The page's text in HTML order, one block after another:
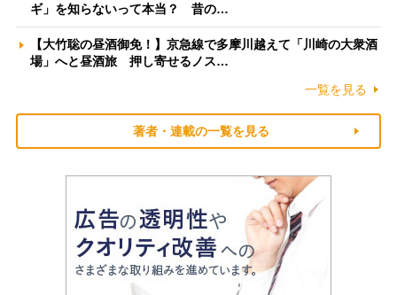
ギ」を知らないって本当？ 昔の…
【大竹聡の昼酒御免！】京急線で多摩川越えて「川崎の大衆酒
場」へと昼酒旅 押し寄せるノス…
一覧を見る
著者・連載の一覧を見る